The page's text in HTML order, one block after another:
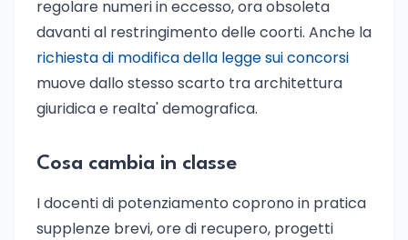
regolare numeri in eccesso, ora obsoleta
davanti al restringimento delle coorti. Anche la
richiesta di modifica della legge sui concorsi
muove dallo stesso scarto tra architettura
giuridica e realta' demografica.
Cosa cambia in classe
I docenti di potenziamento coprono in pratica
supplenze brevi, ore di recupero, progetti